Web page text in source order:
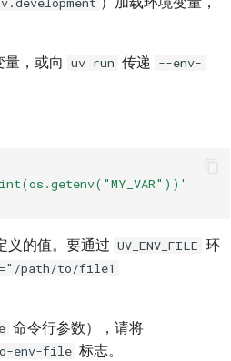
量，或向 uv run 传递 --env-
义的值。要通过 UV_ENV_FILE 环
path/to/file1
命令行参数），请将
env-file 标志。